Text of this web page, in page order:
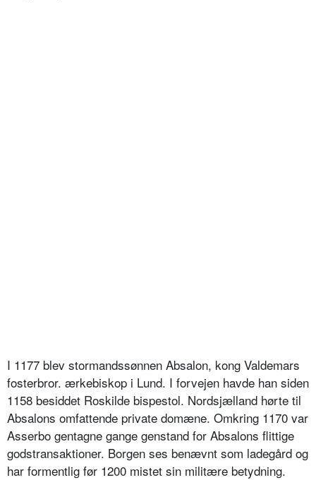
I 1177 blev stormandssønnen Absalon, kong Valdemars
fosterbror. ærkebiskop i Lund. I forvejen havde han siden
1158 besiddet Roskilde bispestol. Nordsjælland hørte til
Absalons omfattende private domæne. Omkring 1170 var
Asserbo gentagne gange genstand for Absalons flittige
godstransaktioner. Borgen ses benævnt som ladegård og
har formentlig før 1200 mistet sin militære betydning.